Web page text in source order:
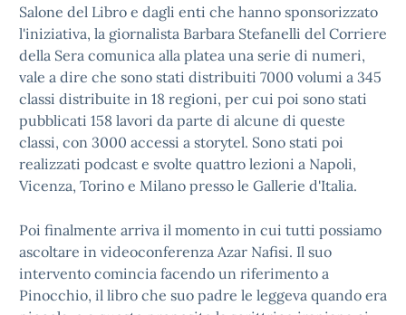
Salone del Libro e dagli enti che hanno sponsorizzato
l'iniziativa, la giornalista Barbara Stefanelli del Corriere
della Sera comunica alla platea una serie di numeri,
vale a dire che sono stati distribuiti 7000 volumi a 345
classi distribuite in 18 regioni, per cui poi sono stati
pubblicati 158 lavori da parte di alcune di queste
classi, con 3000 accessi a storytel. Sono stati poi
realizzati podcast e svolte quattro lezioni a Napoli,
Vicenza, Torino e Milano presso le Gallerie d'Italia.
Poi finalmente arriva il momento in cui tutti possiamo
ascoltare in videoconferenza Azar Nafisi. Il suo
intervento comincia facendo un riferimento a
Pinocchio, il libro che suo padre le leggeva quando era